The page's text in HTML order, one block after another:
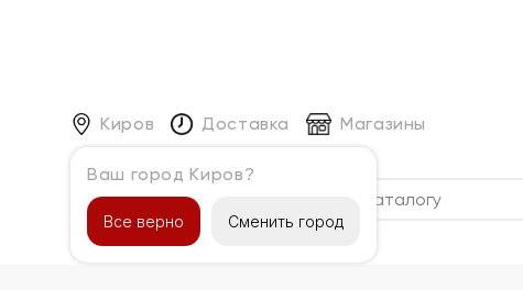
Киров
Ваш город Киров?
Все верно Сменить город
Доставка Магазины
Каталог